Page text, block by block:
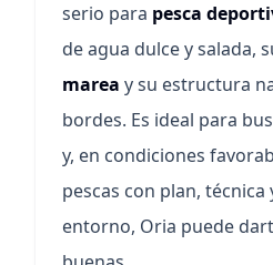
serio para pesca
de agua dulce y salada,
marea y su estructura
bordes. Es ideal para
y, en condiciones
pescas con plan,
entorno, Oria puede